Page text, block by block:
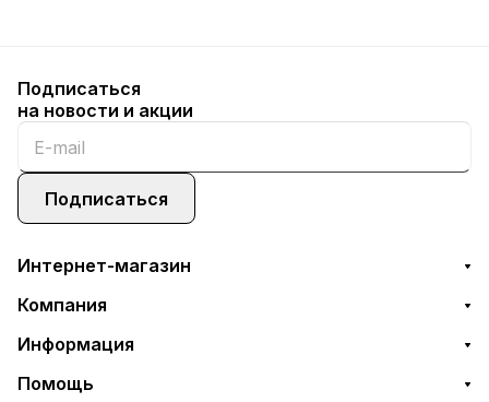
Подписаться
на новости и акции
Подписаться
Интернет-магазин
Компания
Информация
Помощь